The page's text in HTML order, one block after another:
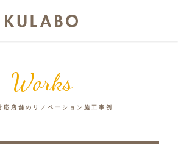
Works
応店舗のリノベーション施工事例